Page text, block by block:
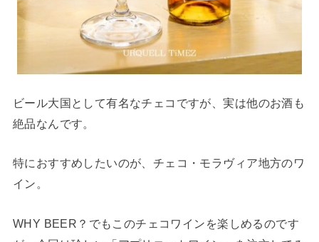
ビール大国として有名なチェコですが、実は他のお酒も
絶品なんです。
特におすすめしたいのが、チェコ・モラヴィア地方のワ
イン。
WHY BEER？でもこのチェコワインを楽しめるのです